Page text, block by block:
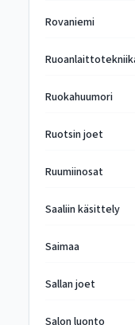
Rovaniemi
Ruokahuumori
Ruotsin joet
Ruumiinosat
Saaliin käsittely
Saimaa
Sallan joet
Salon luonto